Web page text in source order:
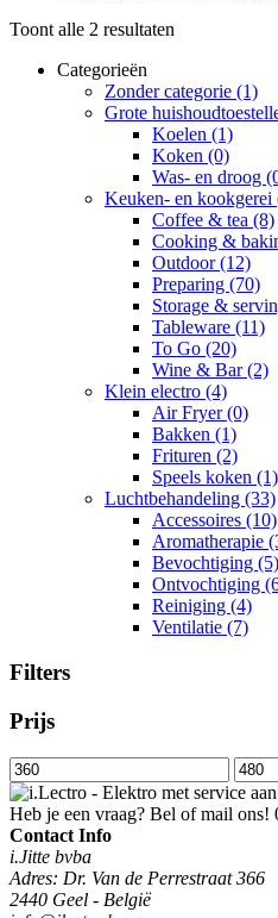
Toont alle 2 resultaten
Categorieën
Zonder categorie (1)
Grote
Koelen (1)
Koken (0)
Was- en droog
Keuken- en kookgerei
Coffee & tea (8)
Cooking &
Outdoor(12)
Preparing (70)
Storage &
Tableware (11)
To Go (20)
Wine & Bar(2)
Klein electro (4)
Air Fryer(0)
Bakken (1)
Frituren (2)
Speels koken (1)
Luchtbehandeling (33)
Accessoires (10)
Aromatherapie
Bevochtiging (5)
Ontvochtiging
Reiniging (4)
Ventilatie (7)
Filters
Prijs
Min.
prijs
Max.
prijs
Heb je een vraag? Bel of mail ons!
Contact Info
i.Jitte bvba
Adres: Dr. Van de Perrestraat 366
2440 Geel - België